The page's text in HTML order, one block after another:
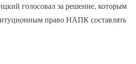
голосовал за решение, которым
право НАПК составлять